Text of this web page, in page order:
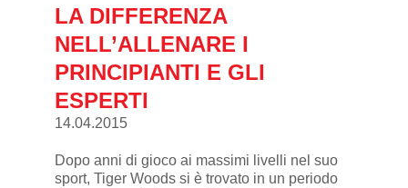
LA DIFFERENZA
NELL’ALLENARE I
PRINCIPIANTI E GLI
ESPERTI
14.04.2015
Dopo anni di gioco ai massimi livelli nel suo
sport, Tiger Woods si è trovato in un periodo